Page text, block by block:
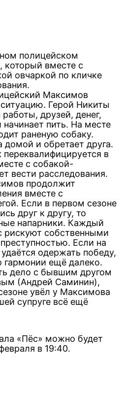
полицейском
вместе с
овчаркой по кличке
Максимов
Герой Никиты
друзей, денег,
пить. На месте
раненую собаку.
и обретает друга.
в
с собакой-
вести расследования.
продолжит
вместе с
Если в первом сезоне
друг к другу, то
напарники. Каждый
собственными
Если на
одержать победу,
гармонии ещё далеко.
дело с бывшим другом
(Андрей Саминин),
увёл у Максимова
супруге всё ещё
«Пёс» можно будет
в 19:40.